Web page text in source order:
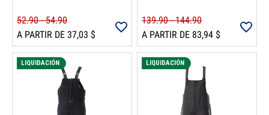
52.90 - 54.90
A PARTIR DE 37,03 $
139.90 - 144.90
A PARTIR DE 83,94 $
LIQUIDACIÓN LIQUIDACIÓN